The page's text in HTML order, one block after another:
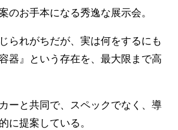
のお手本になる秀逸な展示会。
られがちだが、実は何をするにも
器』という存在を、最大限まで高
ーと共同で、スペックでなく、導
に提案している。